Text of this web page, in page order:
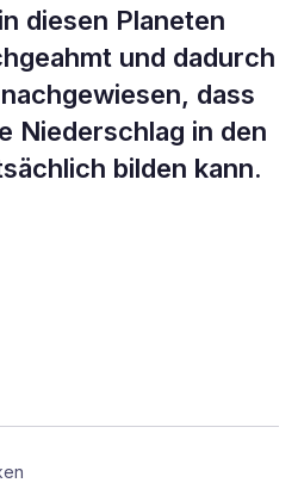
diesen Planeten
und dadurch
dass
Niederschlag in den
bilden kann.